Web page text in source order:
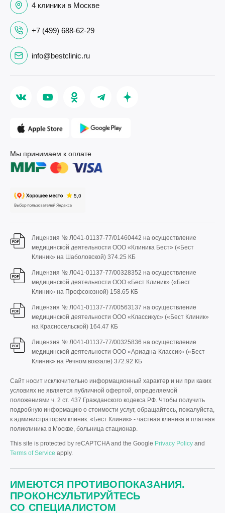
4 клиники в Москве
+7 (499) 688-62-29
info@bestclinic.ru
Мы принимаем к оплате
Лицензия № Л041-01137-77/01460442 на осуществление
медицинской деятельности ООО «Клиника Бест» («Бест
Клиник» на Шаболовской) 374.25 КБ
Лицензия № Л041-01137-77/00328352 на осуществление
медицинской деятельности ООО «Бест Клиник» («Бест
Клиник» на Профсоюзной) 158.65 КБ
Лицензия № Л041-01137-77/00563137 на осуществление
медицинской деятельности ООО «Классикус» («Бест Клиник»
на Красносельской) 164.47 КБ
Лицензия № Л041-01137-77/00325836 на осуществление
медицинской деятельности ООО «Ариадна-Классик» («Бест
Клиник» на Речном вокзале) 372.92 КБ
Сайт носит исключительно информационный характер и ни при каких
условиях не является публичной офертой, определяемой
положениями ч. 2 ст. 437 Гражданского кодекса РФ. Чтобы получить
подробную информацию о стоимости услуг, обращайтесь, пожалуйста,
к администраторам клиник. «Бест Клиник» - частная клиника и платная
поликлиника в Москве, больница стационар.
This site is protected by reCAPTCHA and the Google Privacy Policy and
Terms of Service apply.
ИМЕЮТСЯ ПРОТИВОПОКАЗАНИЯ.
ПРОКОНСУЛЬТИРУЙТЕСЬ
СО СПЕЦИАЛИСТОМ